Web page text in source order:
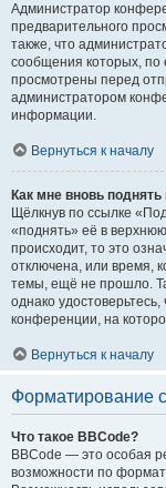
Администратор
предварительного
также, что
сообщения которых, по
просмотрены перед
администратором
информации.
Вернуться к началу
Как мне вновь
Щёлкнув по ссылке
«поднять» её в
происходит, то это
отключена, или время,
темы, ещё не прошло.
однако
конференции, на
Вернуться к началу
Форматирование
Что такое BBCode?
BBCode — это особая
возможности по